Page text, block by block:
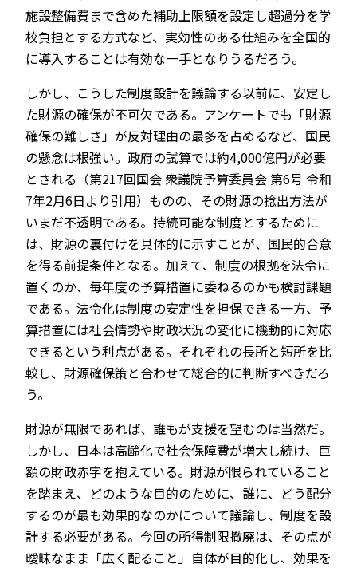
施設整備費まで含めた補助上限額を設定し超過分を学
校負担とする方式など、実効性のある仕組みを全国的
に導入することは有効な一手となりうるだろう。
しかし、こうした制度設計を議論する以前に、安定し
た財源の確保が不可欠である。アンケートでも「財源
確保の難しさ」が反対理由の最多を占めるなど、国民
の懸念は根強い。政府の試算では約4,000億円が必要
とされる（第217回国会 衆議院予算委員会 第6号 令和
7年2月6日より引用）ものの、その財源の捻出方法が
いまだ不透明である。持続可能な制度とするために
は、財源の裏付けを具体的に示すことが、国民的合意
を得る前提条件となる。加えて、制度の根拠を法令に
置くのか、毎年度の予算措置に委ねるのかも検討課題
である。法令化は制度の安定性を担保できる一方、予
算措置には社会情勢や財政状況の変化に機動的に対応
できるという利点がある。それぞれの長所と短所を比
較し、財源確保策と合わせて総合的に判断すべきだろ
う。
財源が無限であれば、誰もが支援を望むのは当然だ。
しかし、日本は高齢化で社会保障費が増大し続け、巨
額の財政赤字を抱えている。財源が限られていること
を踏まえ、どのような目的のために、誰に、どう配分
するのが最も効果的なのかについて議論し、制度を設
計する必要がある。今回の所得制限撤廃は、その点が
曖昧なまま「広く配ること」自体が目的化し、効果を